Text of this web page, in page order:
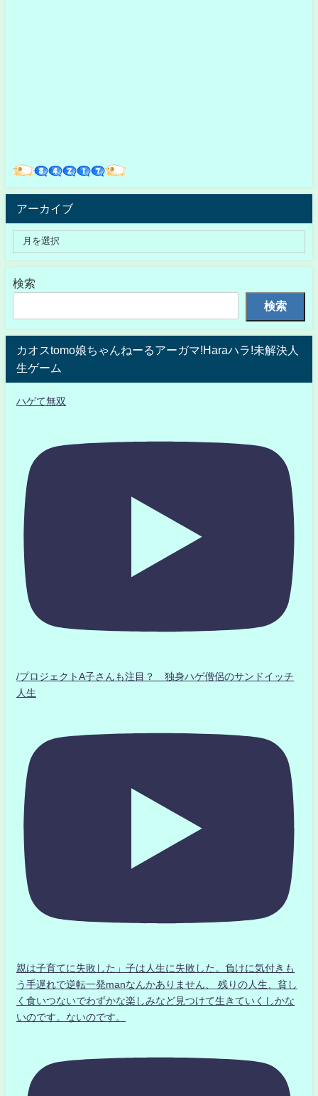
アーカイブ
検索
検索
カオスtomo娘ちゃんねーるアーガマ!Haraハラ!未解決人
生ゲーム
ハゲて無双
/プロジェクトA子さんも注目？ 独身ハゲ僧侶のサンドイッチ
人生
親は子育てに失敗した」子は人生に失敗した。負けに気付きも
う手遅れで逆転一発manなんかありません、 残りの人生、貧し
く食いつないでわずかな楽しみなど見つけて生きていくしかな
いのです。ないのです。